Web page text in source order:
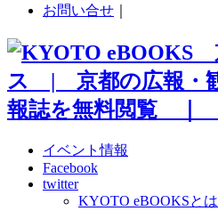
お問い合せ
イベント情報
Facebook
twitter
KYOTO eBOOKSとは